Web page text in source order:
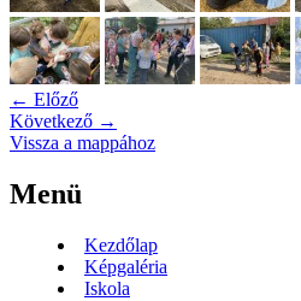
← Előző
Következő →
Vissza a mappához
Menü
Kezdőlap
Képgaléria
Iskola